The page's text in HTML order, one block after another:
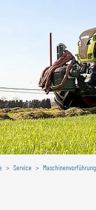
POLSKI
ČESKÝ
Service Maschinenvorführung